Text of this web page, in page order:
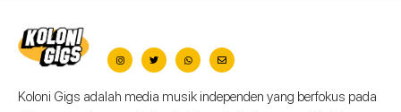
Koloni Gigs adalah media musik independen yang berfokus pada